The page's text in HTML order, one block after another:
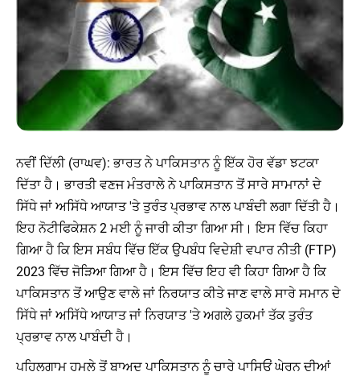
ਨਵੀਂ ਦਿੱਲੀ (ਰਾਘਵ): ਭਾਰਤ ਨੇ ਪਾਕਿਸਤਾਨ ਨੂੰ ਇੱਕ ਹੋਰ ਵੱਡਾ ਝਟਕਾ
ਦਿੱਤਾ ਹੈ। ਭਾਰਤੀ ਵਣਜ ਮੰਤਰਾਲੇ ਨੇ ਪਾਕਿਸਤਾਨ ਤੋਂ ਸਾਰੇ ਸਾਮਾਨਾਂ ਦੇ
ਸਿੱਧੇ ਜਾਂ ਅਸਿੱਧੇ ਆਯਾਤ 'ਤੇ ਤੁਰੰਤ ਪ੍ਰਭਾਵ ਨਾਲ ਪਾਬੰਦੀ ਲਗਾ ਦਿੱਤੀ ਹੈ।
ਇਹ ਨੋਟੀਫਿਕੇਸ਼ਨ 2 ਮਈ ਨੂੰ ਜਾਰੀ ਕੀਤਾ ਗਿਆ ਸੀ। ਇਸ ਵਿੱਚ ਕਿਹਾ
ਗਿਆ ਹੈ ਕਿ ਇਸ ਸਬੰਧ ਵਿੱਚ ਇੱਕ ਉਪਬੰਧ ਵਿਦੇਸ਼ੀ ਵਪਾਰ ਨੀਤੀ (FTP)
2023 ਵਿੱਚ ਜੋੜਿਆ ਗਿਆ ਹੈ। ਇਸ ਵਿੱਚ ਇਹ ਵੀ ਕਿਹਾ ਗਿਆ ਹੈ ਕਿ
ਪਾਕਿਸਤਾਨ ਤੋਂ ਆਉਣ ਵਾਲੇ ਜਾਂ ਨਿਰਯਾਤ ਕੀਤੇ ਜਾਣ ਵਾਲੇ ਸਾਰੇ ਸਮਾਨ ਦੇ
ਸਿੱਧੇ ਜਾਂ ਅਸਿੱਧੇ ਆਯਾਤ ਜਾਂ ਨਿਰਯਾਤ 'ਤੇ ਅਗਲੇ ਹੁਕਮਾਂ ਤੱਕ ਤੁਰੰਤ
ਪ੍ਰਭਾਵ ਨਾਲ ਪਾਬੰਦੀ ਹੈ।
ਪਹਿਲਗਾਮ ਹਮਲੇ ਤੋਂ ਬਾਅਦ ਪਾਕਿਸਤਾਨ ਨੂੰ ਚਾਰੇ ਪਾਸਿਓਂ ਘੇਰਨ ਦੀਆਂ